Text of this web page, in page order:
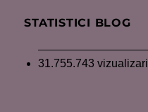
STATISTICI BLOG
31.755.743 vizualizari